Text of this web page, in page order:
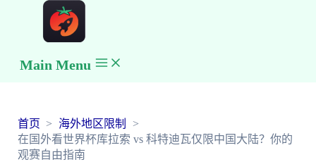
Main Menu
首页
海外地区限制
在国外看世界杯库拉索 vs 科特迪瓦仅限中国大陆？你的
观赛自由指南